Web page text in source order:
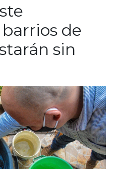
de
sin